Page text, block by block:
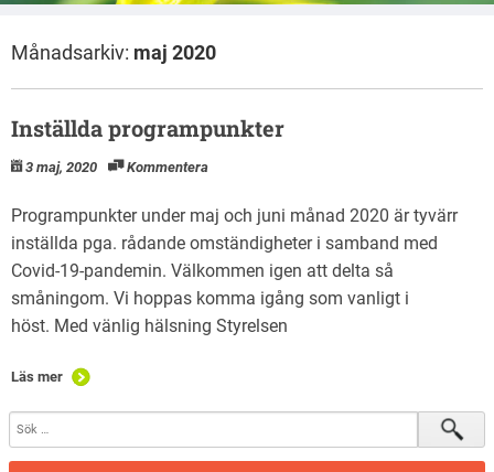
Månadsarkiv: maj 2020
Inställda programpunkter
3 maj, 2020 Kommentera
Programpunkter under maj och juni månad 2020 är tyvärr
inställda pga. rådande omständigheter i samband med
Covid-19-pandemin. Välkommen igen att delta så
småningom. Vi hoppas komma igång som vanligt i
höst. Med vänlig hälsning Styrelsen
Läs mer